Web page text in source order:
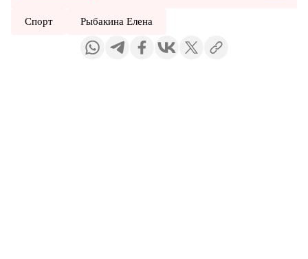
Спорт Рыбакина Елена